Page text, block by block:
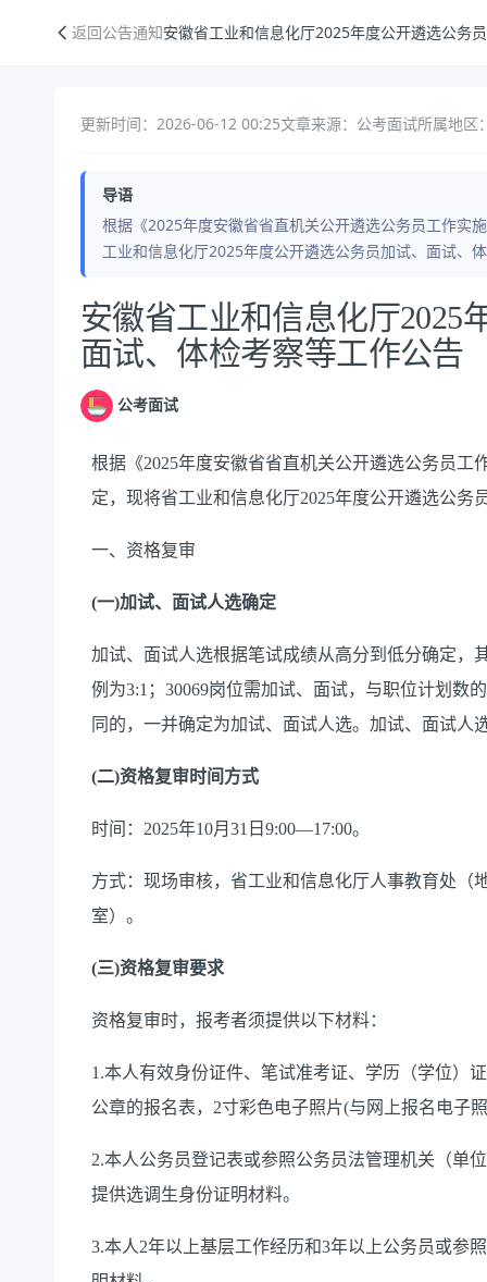
返回公告通知安徽省工业和信息化厅2025年度公开遴选公务
更新时间：2026-06-12 00:25文章来源：公考面试所属地区
导语
根据《2025年度安徽省省直机关公开遴选公务员工作实
工业和信息化厅2025年度公开遴选公务员加试、面试、
公告正文
安徽省工业和信息化厅2025
面试、体检考察等工作公告
公考面试
根据《2025年度安徽省省直机关公开遴选公务员工
定， 现将省工业和信息化厅2025年度公开遴选公务
一、 资格复审
(一)加试、 面试人选确定
加试、 面试人选根据笔试成绩从高分到低分确定，
例为3:1 ； 30069岗位需加试、面试，与职位计划数
同的，一并确定为加试、 面试人选。 加试、 面试人
(二)资格复审时间 方式
时间： 2025年10月 31 日 9:00—17:00。
方式：现场审核，省工业和信息化厅人事教育处（
室）。
(三)资格复审要求
资格复审时， 报考者须提供以下材料：
1.本人有效身份证件、笔试准考证、学历 （学位）
公章的报名表， 2寸彩色电子照片(与网上报名电子
2.本人公务员登记表或参照公务员法管理机关（单
提供选调生身份证明材料。
3.本人2年以上基层工作经历和3年以上公务员或参